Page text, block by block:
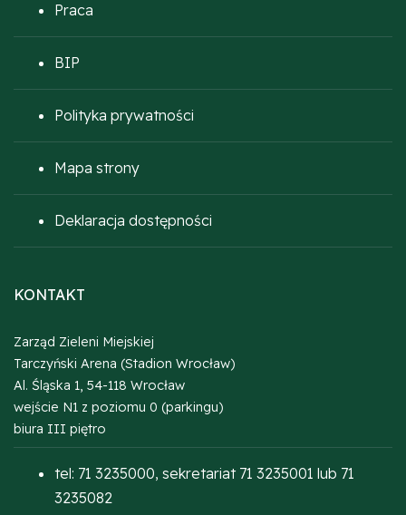
Praca
BIP
Polityka prywatności
Mapa strony
Deklaracja dostępności
KONTAKT
Zarząd Zieleni Miejskiej
Tarczyński Arena (Stadion Wrocław)
Al. Śląska 1, 54-118 Wrocław
wejście N1 z poziomu 0 (parkingu)
biura III piętro
tel: 71 3235000, sekretariat 71 3235001 lub 71
3235082